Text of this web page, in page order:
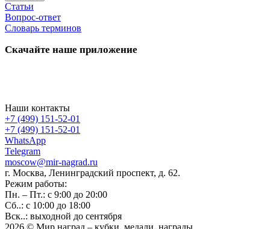
Статьи
Вопрос-ответ
Словарь терминов
Скачайте наше приложение
Наши контакты
+7 (499) 151-52-01
+7 (499) 151-52-01
WhatsApp
Telegram
moscow@mir-nagrad.ru
г. Москва, Ленинградский проспект, д. 62.
Режим работы:
Пн. – Пт.: с 9:00 до 20:00
Сб..: с 10:00 до 18:00
Вск..: выходной до сентября
2026 © Мир наград – кубки, медали, награды